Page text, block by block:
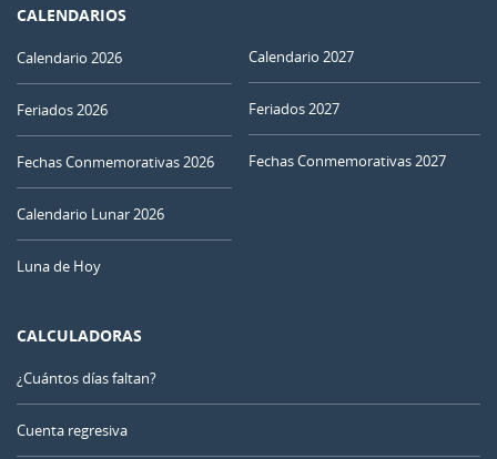
CALENDARIOS
Calendario 2026
Feriados 2026
Fechas Conmemorativas 2026
Calendario Lunar 2026
Luna de Hoy
Calendario 2027
Feriados 2027
Fechas Conmemorativas 2027
CALCULADORAS
¿Cuántos días faltan?
Cuenta regresiva